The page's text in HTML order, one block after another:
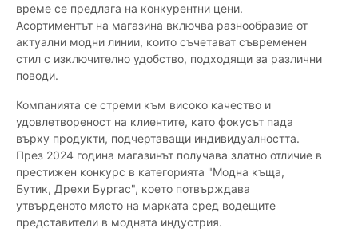
време се предлага на конкурентни цени.
Асортиментът на магазина включва разнообразие от
актуални модни линии, които съчетават съвременен
стил с изключително удобство, подходящи за различни
поводи.
Компанията се стреми към високо качество и
удовлетвореност на клиентите, като фокусът пада
върху продукти, подчертаващи индивидуалността.
През 2024 година магазинът получава златно отличие в
престижен конкурс в категорията "Модна къща,
Бутик, Дрехи Бургас", което потвърждава
утвърденото място на марката сред водещите
представители в модната индустрия.